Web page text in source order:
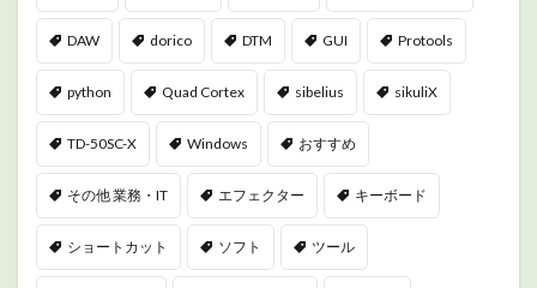
DAW dorico DTM GUI Protools
python Quad Cortex sibelius sikuliX
TD-50SC-X Windows おすすめ
その他 業務・IT エフェクター キーボード
ショートカット ソフト ツール